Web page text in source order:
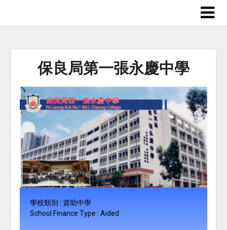
保良局第一張永慶中學
學校類別 : 資助中學
School Finance Type : Aided